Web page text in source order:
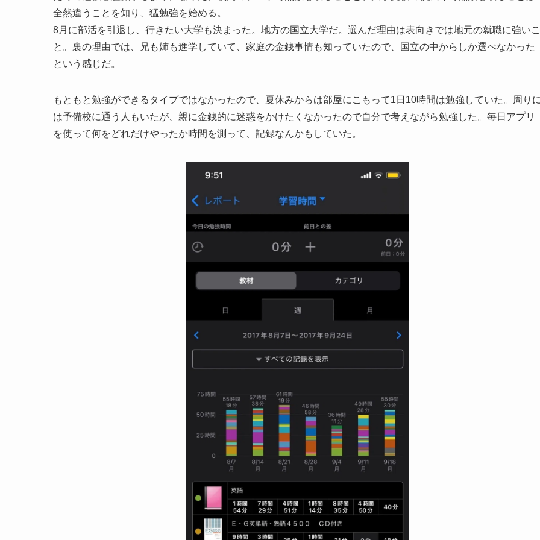
全然違うことを知り、猛勉強を始める。
8月に部活を引退し、行きたい大学も決まった。地方の国立大学だ。選んだ理由は表向きでは地元の就職に強いこ
と。裏の理由では、兄も姉も進学していて、家庭の金銭事情も知っていたので、国立の中からしか選べなかった
という感じだ。
もともと勉強ができるタイプではなかったので、夏休みからは部屋にこもって1日10時間は勉強していた。周り
は予備校に通う人もいたが、親に金銭的に迷惑をかけたくなかったので自分で考えながら勉強した。毎日アプリ
を使って何をどれだけやったか時間を測って、記録なんかもしていた。